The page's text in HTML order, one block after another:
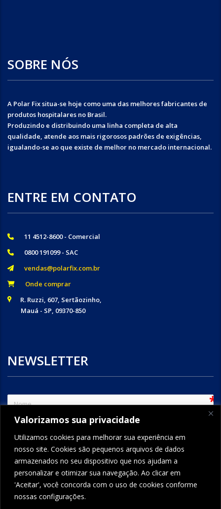
Valorizamos sua privacidade
Utilizamos cookies para melhorar sua experiência em
nosso site. Cookies são pequenos arquivos de dados
armazenados no seu dispositivo que nos ajudam a
personalizar e otimizar sua navegação. Ao clicar em
'Aceitar', você concorda com o uso de cookies conforme
nossas configurações.
SOBRE NÓS
A Polar Fix situa-se hoje como uma das melhores fabricantes de
produtos hospitalares no Brasil.
Produzindo e distribuindo uma linha completa de alta
qualidade, atende aos mais rigorosos padrões de exigências,
igualando-se ao que existe de melhor no mercado internacional.
ENTRE EM CONTATO
11 4512-8600 - Comercial
0800 191099 - SAC
vendas@polarfix.com.br
Onde comprar
R. Ruzzi, 607, Sertãozinho,
Mauá - SP, 09370-850
NEWSLETTER
FORMCRAFT - WORDPRESS FORM BUILDER